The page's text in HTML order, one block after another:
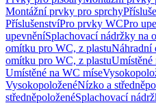
Montážní prvky pro sprchy
PříslušenstvíPro prvky WCPro
upevněníSplachovací nádržky na
omítku pro WC, z plastuNáhradní
omítku pro WC, z plastuUmístěné
Umístěné na WC míse
VysokopoloženéNízko a
středněpoloženéSplachovací